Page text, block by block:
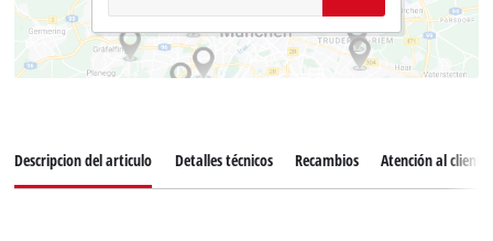
Descripcion del articulo Detalles técnicos Recambios Atención al cliente